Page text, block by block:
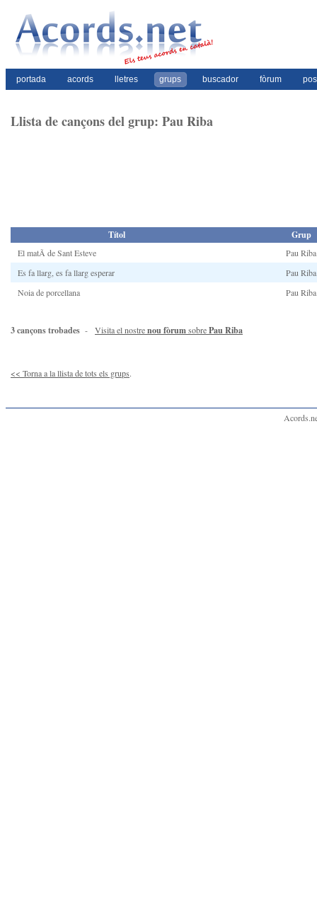
portada acords lletres grups buscador fòrum
Llista de cançons del grup: Pau Riba
Títol Grup
El matÃ­ de Sant Esteve
Pau Riba
Es fa llarg, es fa llarg esperar
Pau Riba
Noia de porcellana
Pau Riba
3 cançons trobades - Visita el nostrenou fòrumsobrePau Riba
<< Torna a la llista de tots els grups.